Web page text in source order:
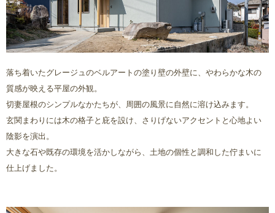
落ち着いたグレージュのベルアートの塗り壁の外壁に、やわらかな木の
質感が映える平屋の外観。
切妻屋根のシンプルなかたちが、周囲の風景に自然に溶け込みます。
玄関まわりには木の格子と庇を設け、さりげないアクセントと心地よい
陰影を演出。
大きな石や既存の環境を活かしながら、土地の個性と調和した佇まいに
仕上げました。